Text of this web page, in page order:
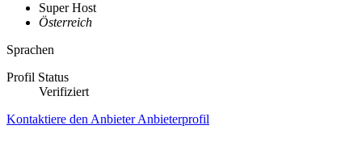
Super Host
Österreich
Sprachen
Profil Status
Verifiziert
Kontaktiere den AnbieterAnbieterprofil